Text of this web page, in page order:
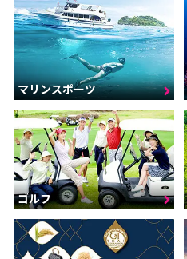
マリンスポーツ
ゴルフ